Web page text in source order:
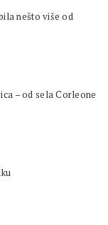
nešto više od
– od sela Corleone